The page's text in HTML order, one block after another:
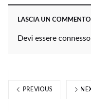
LASCIA UN COMMENTO
Devi essere connesso
PREVIOUS